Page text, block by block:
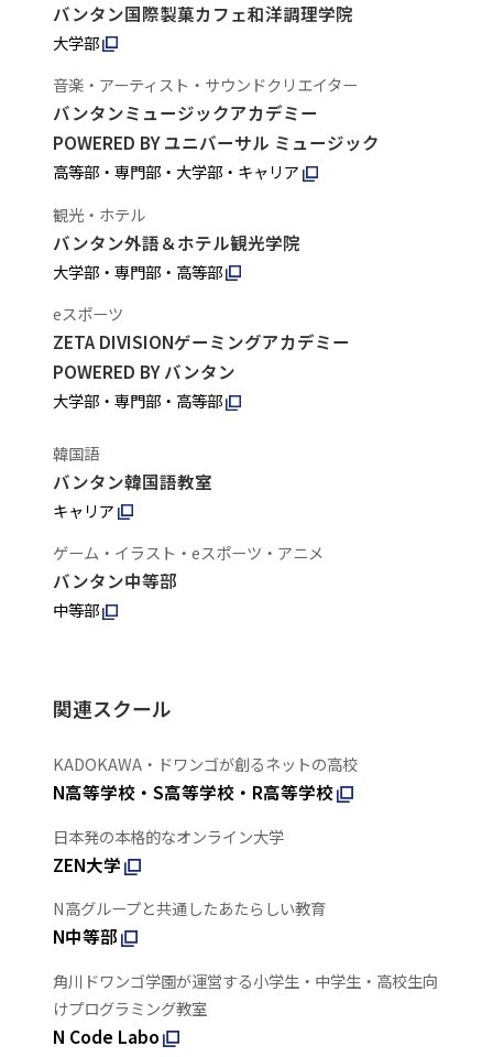
バンタン国際製菓カフェ和洋調理学院
大学部
音楽・アーティスト・サウンドクリエイター
バンタンミュージックアカデミー
POWERED BY ユニバーサル ミュージック
高等部・専門部・大学部・キャリア
観光・ホテル
バンタン外語＆ホテル観光学院
大学部・専門部・高等部
eスポーツ
ZETA DIVISIONゲーミングアカデミー
POWERED BY バンタン
大学部・専門部・高等部
韓国語
バンタン韓国語教室
キャリア
ゲーム・イラスト・eスポーツ・アニメ
バンタン中等部
中等部
関連スクール
KADOKAWA・ドワンゴが創るネットの高校
N高等学校・S高等学校・R高等学校
日本発の本格的なオンライン大学
ZEN大学
N高グループと共通したあたらしい教育
N中等部
角川ドワンゴ学園が運営する小学生・中学生・高校生向
けプログラミング教室
N Code Labo